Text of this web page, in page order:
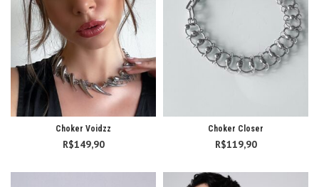
Choker Voidzz
R$149,90
Choker Closer
R$119,90